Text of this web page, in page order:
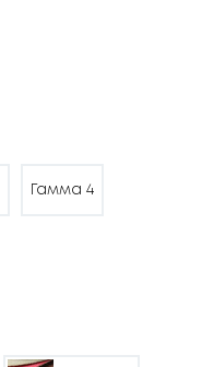
Гамма 4